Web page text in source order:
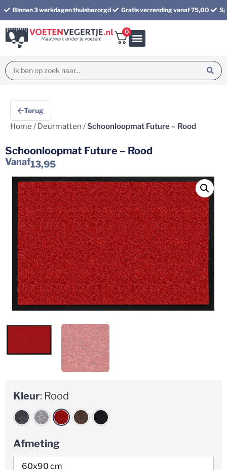
Binnen 3 werkdagen thuisbezorgd Gratis verzending vanaf 75,00
0
Terug
Home / Deurmatten /Schoonloopmat Future – Rood
Schoonloopmat Future – Rood
Vanaf13,95
Kleur: Rood
Afmeting